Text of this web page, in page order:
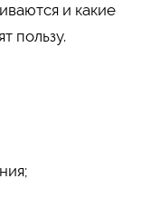
и какие
пользу.